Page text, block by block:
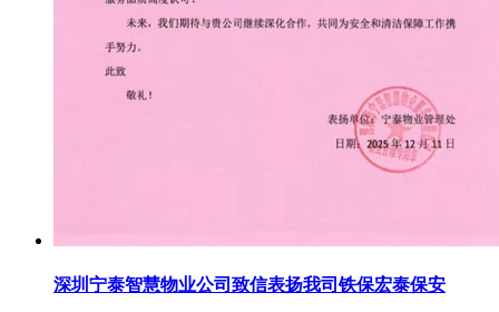
深圳宁泰智慧物业公司致信表扬我司铁保宏泰保安